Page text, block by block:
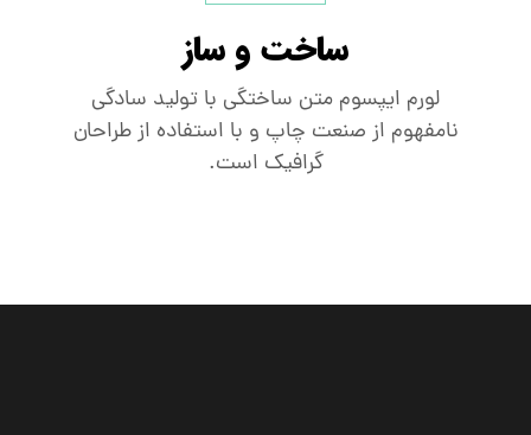
ساخت و ساز
لورم ایپسوم متن ساختگی با تولید سادگی
نامفهوم از صنعت چاپ و با استفاده از طراحان
گرافیک است.